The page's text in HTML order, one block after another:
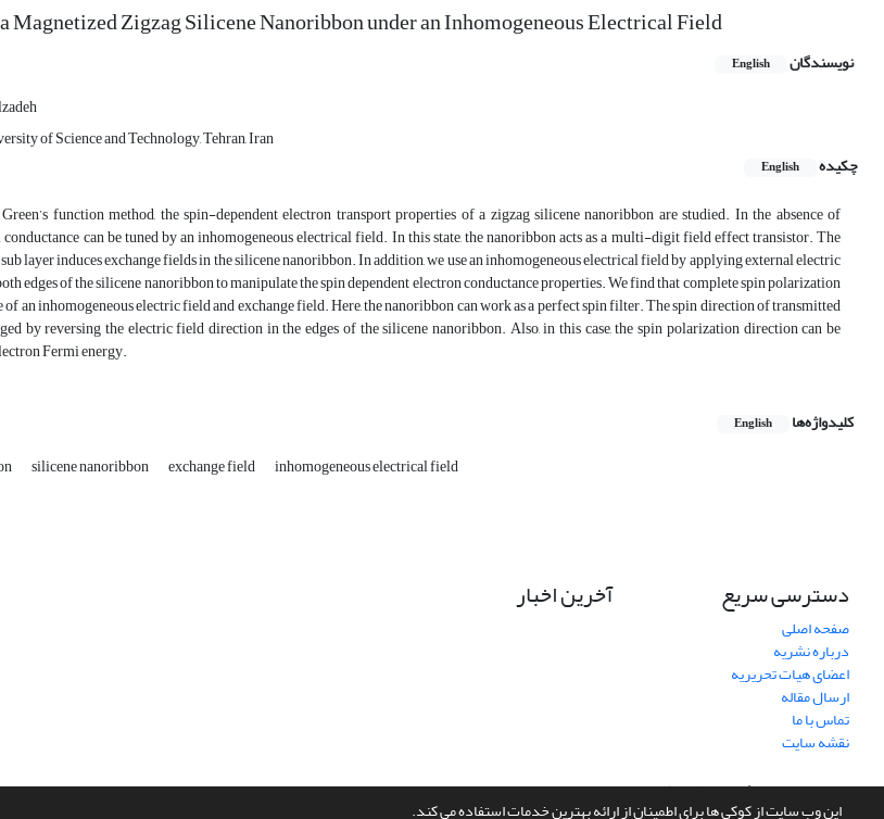
این وب سایت از کوکی ها برای اطمینان از ارائه بهترین خدمات استفاده می کند.
Magnetized Zigzag Silicene Nanoribbon under an Inhomogeneous Electrical Field
نویسندگان English
of Science and Technology, Tehran, Iran
چکیده
English
function method, the spin-dependent electron transport properties of a zigzag silicene nanoribbon are studied. In the absence of
can be tuned by an inhomogeneous electrical field. In this state, the nanoribbon acts as a multi-digit field effect transistor. The
layer induces exchange fields in the silicene nanoribbon. In addition, we use an inhomogeneous electrical field by applying external electric
edges of the silicene nanoribbon to manipulate the spin dependent electron conductance properties. We find that complete spin polarization
of an inhomogeneous electric field and exchange field. Here, the nanoribbon can work as a perfect spin filter. The spin direction of transmitted
by reversing the electric field direction in the edges of the silicene nanoribbon. Also, in this case, the spin polarization direction can be
Fermi energy.
کلیدواژه‌ها English
silicene nanoribbon exchange field inhomogeneous electrical field
دسترسی سریع
صفحه اصلی
درباره نشریه
اعضای هیات تحریریه
ارسال مقاله
تماس با ما
نقشه سایت
آخرین اخبار
سامانه مدیریت نشریات علمی.طراحی و پیاده سازی ازسیناوب